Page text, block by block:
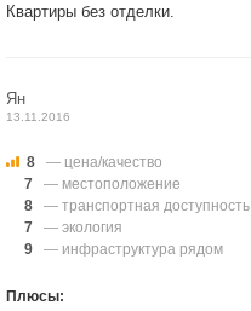
Квартиры без отделки.
Ян
13.11.2016
8
— цена/качество
7
— местоположение
8
— транспортная доступность
7
— экология
9
— инфраструктура рядом
Плюсы: